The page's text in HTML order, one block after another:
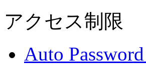
アクセス制限
Auto